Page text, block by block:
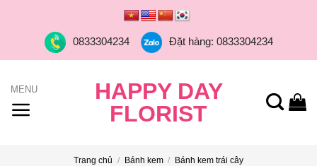
0833304234 Đặt hàng: 0833304234
HAPPY DAY
FLORIST
Trang chủ / Bánh kem / Bánh kem trái cây